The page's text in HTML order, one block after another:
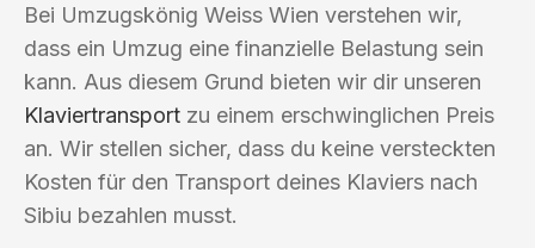
Bei Umzugskönig Weiss Wien verstehen wir,
dass ein Umzug eine finanzielle Belastung sein
kann. Aus diesem Grund bieten wir dir unseren
Klaviertransport zu einem erschwinglichen Preis
an. Wir stellen sicher, dass du keine versteckten
Kosten für den Transport deines Klaviers nach
Sibiu bezahlen musst.